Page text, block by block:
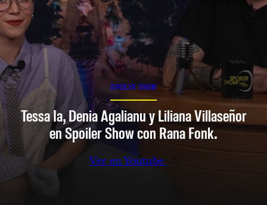
SPOILER SHOW
Tessa Ia, Denia Agalianu y Liliana Villaseñor
en Spoiler Show con Rana Fonk.
Ver en Youtube